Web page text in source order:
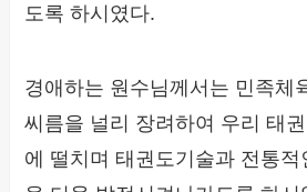
도록 하시였다.
경애하는 원수님께서는 민족체
씨름을 널리 장려하여 우리 태
에 떨치며 태권도기술과 전통